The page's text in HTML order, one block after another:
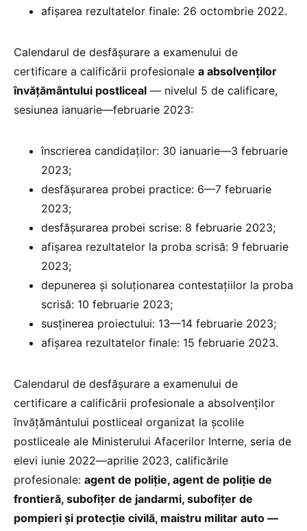
afișarea rezultatelor finale: 26 octombrie 2022.
Calendarul de desfășurare a examenului de
certificare a calificării profesionale a absolvenților
învățământului postliceal — nivelul 5 de calificare,
sesiunea ianuarie—februarie 2023:
înscrierea candidaților: 30 ianuarie—3 februarie
2023;
desfășurarea probei practice: 6—7 februarie
2023;
desfășurarea probei scrise: 8 februarie 2023;
afișarea rezultatelor la proba scrisă: 9 februarie
2023;
depunerea și soluționarea contestațiilor la proba
scrisă: 10 februarie 2023;
susținerea proiectului: 13—14 februarie 2023;
afișarea rezultatelor finale: 15 februarie 2023.
Calendarul de desfășurare a examenului de
certificare a calificării profesionale a absolvenților
învățământului postliceal organizat la școlile
postliceale ale Ministerului Afacerilor Interne, seria de
elevi iunie 2022—aprilie 2023, calificările
profesionale: agent de poliție, agent de poliție de
frontieră, subofițer de jandarmi, subofițer de
pompieri și protecție civilă, maistru militar auto —